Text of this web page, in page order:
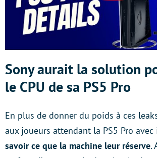
Sony aurait la solution
le CPU de sa PS5 Pro
En plus de donner du poids à ces
aux joueurs attendant la PS5 Pro
savoir ce que la machine leur réserve.